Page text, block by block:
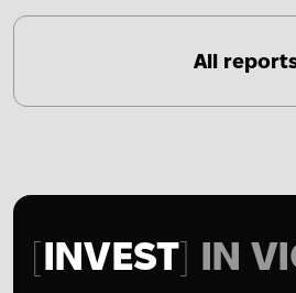
All
INVEST IN